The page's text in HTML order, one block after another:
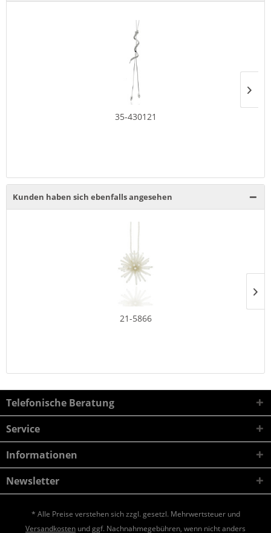
35-430121
Kunden haben sich ebenfalls angesehen
21-5866
Telefonische Beratung
Service
Informationen
Newsletter
* Alle Preise verstehen sich zzgl. gesetzl. Mehrwertsteuer und
Versandkosten und ggf. Nachnahmegebühren, wenn nicht anders